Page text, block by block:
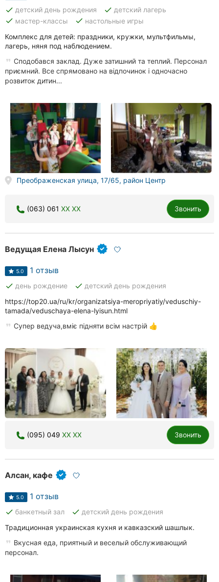
done детский день рождения done детский лагерь
done мастер-классы done настольные игры
Комплекс для детей: праздники, кружки, мультфильмы,
лагерь, няня под наблюдением.
Сподобався заклад. Дуже затишний та теплий. Персонал
приємний. Все спрямовано на відпочинок і одночасно
розвиток дитин...
Преображенская улица, 17/65, район Центр
(063) 061 XX XX Звонить
Ведущая Елена Лысун
5.0 1 отзыв
done день рождение done детский день рождения
https://top20.ua/ru/kr/organizatsiya-meropriyatiy/veduschiy-
tamada/veduschaya-elena-lyisun.html
Супер ведуча,вміє підняти всім настрій 👍
(095) 049 XX XX Звонить
Алсан, кафе
5.0 1 отзыв
done банкетный зал done детский день рождения
Традиционная украинская кухня и кавказский шашлык.
Вкусная еда, приятный и веселый обслуживающий
персонал.